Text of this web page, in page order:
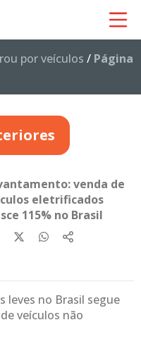
por veículos / Página
venda de
eletrificados
115% no Brasil
leves no Brasil segue
veículos não